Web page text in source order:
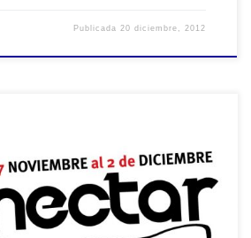
Publicada20 diciembre, 2012